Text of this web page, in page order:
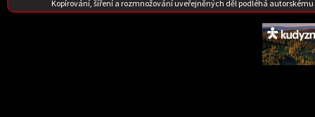
Kopírování, šíření a rozmnožování uveřejněných děl podléhá autorskému